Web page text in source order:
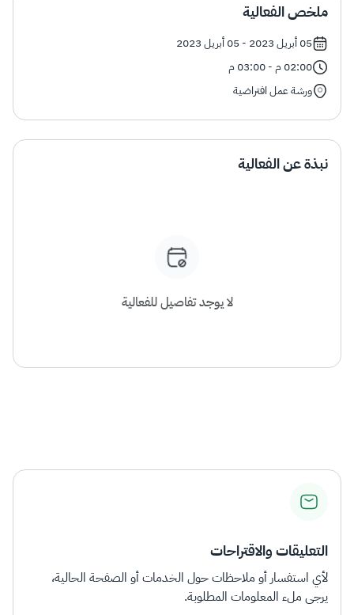
اقتراحات
الزكاة الجمارك
الإقرار الضريبي
ملخص الفعالية
05 أبريل 2023 - 05 أبريل 2023
02:00 م - 03:00 م
ورشة عمل افتراضية
نبذة عن الفعالية
لا يوجد تفاصيل للفعالية
التعليقات والاقتراحات
لأي استفسار أو ملاحظات حول الخدمات أو الصفحة الحالية،
يرجى ملء المعلومات المطلوبة.